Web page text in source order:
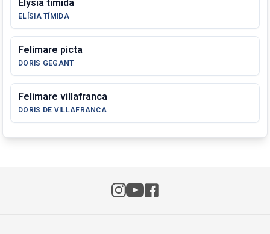
Elysia timida
ELÍSIA TÍMIDA
Felimare picta
DORIS GEGANT
Felimare villafranca
DORIS DE VILLAFRANCA